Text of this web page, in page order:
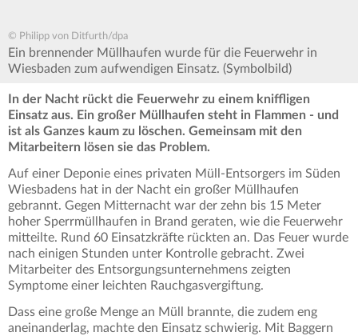
© Philipp von Ditfurth/dpa
Ein brennender Müllhaufen wurde für die Feuerwehr in
Wiesbaden zum aufwendigen Einsatz. (Symbolbild)
In der Nacht rückt die Feuerwehr zu einem kniffligen
Einsatz aus. Ein großer Müllhaufen steht in Flammen - und
ist als Ganzes kaum zu löschen. Gemeinsam mit den
Mitarbeitern lösen sie das Problem.
Auf einer Deponie eines privaten Müll-Entsorgers im Süden
Wiesbadens hat in der Nacht ein großer Müllhaufen
gebrannt. Gegen Mitternacht war der zehn bis 15 Meter
hoher Sperrmüllhaufen in Brand geraten, wie die Feuerwehr
mitteilte. Rund 60 Einsatzkräfte rückten an. Das Feuer wurde
nach einigen Stunden unter Kontrolle gebracht. Zwei
Mitarbeiter des Entsorgungsunternehmens zeigten
Symptome einer leichten Rauchgasvergiftung.
Dass eine große Menge an Müll brannte, die zudem eng
aneinanderlag, machte den Einsatz schwierig. Mit Baggern